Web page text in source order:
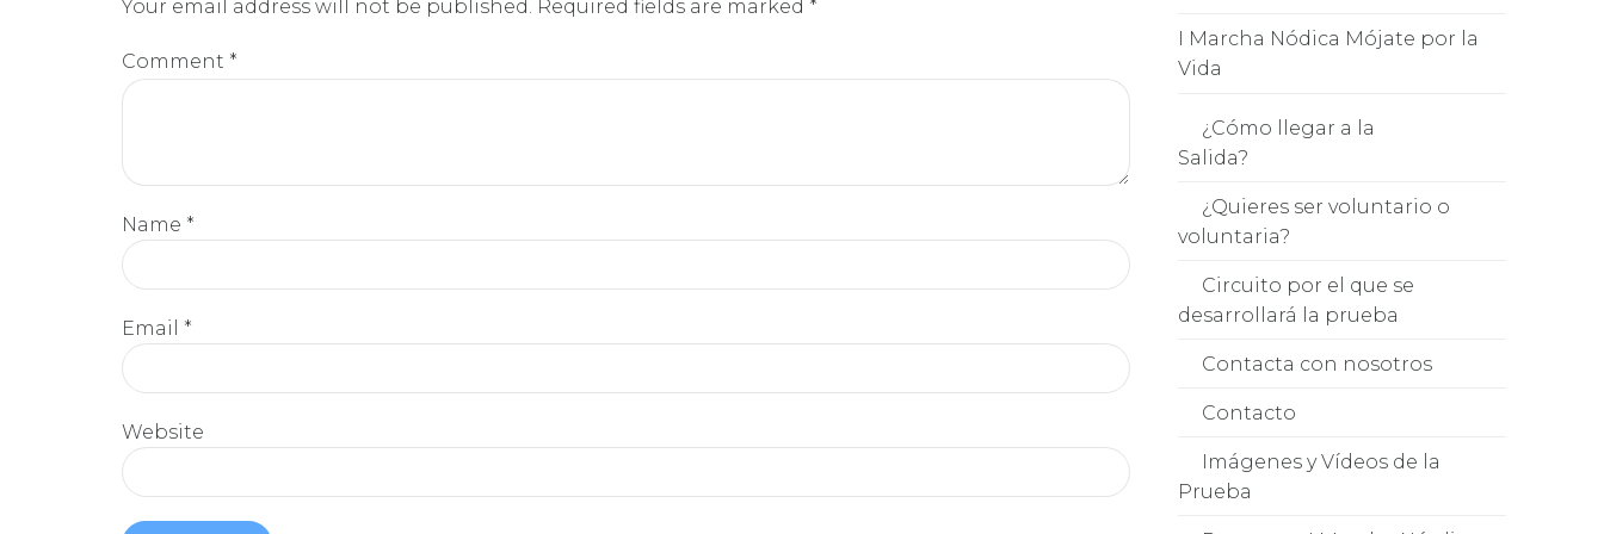
Your email address will not be published. Required fields are marked *
Comment *
Name *
Email *
Website
I Marcha Nódica Mójate por la
Vida
¿Cómo llegar a la
Salida?
¿Quieres ser voluntario o
voluntaria?
Circuito por el que se
desarrollará la prueba
Contacta con nosotros
Contacto
Imágenes y Vídeos de la
Prueba